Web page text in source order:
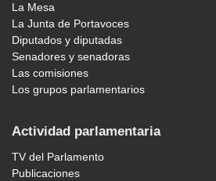
La Mesa
La Junta de Portavoces
Diputados y diputadas
Senadores y senadoras
Las comisiones
Los grupos parlamentarios
Actividad parlamentaria
TV del Parlamento
Publicaciones